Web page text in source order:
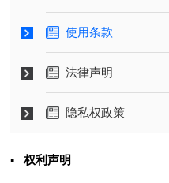
使用条款
法律声明
隐私权政策
▪权利声明